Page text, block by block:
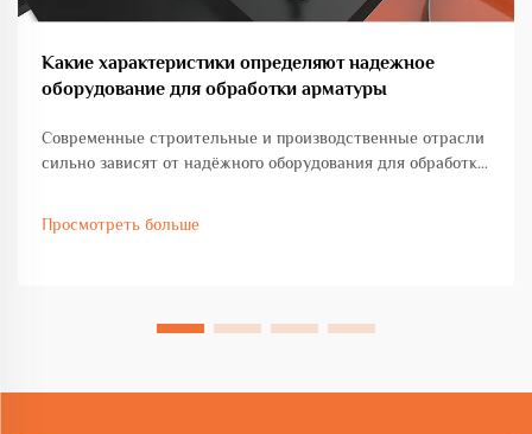
Какие характеристики определяют надежное
оборудование для обработки арматуры
Современные строительные и производственные отрасли
сильно зависят от надёжного оборудования для обработки
обработки стальных прутков напрямую влияет на сроки
Просмотреть больше